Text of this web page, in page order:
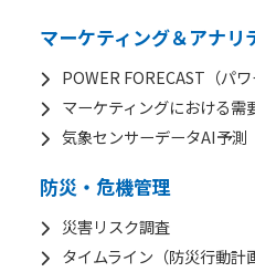
日本気象の歴史
オフィス
環境・サステナビリテ
情報セキュリティ
スカイスポーツ支援
技術情報
マーケティング＆アナリ
POWER FORECAST（パワ
マーケティングにおける需
気象センサーデータAI予測
防災・危機管理
災害リスク調査
タイムライン（防災行動計